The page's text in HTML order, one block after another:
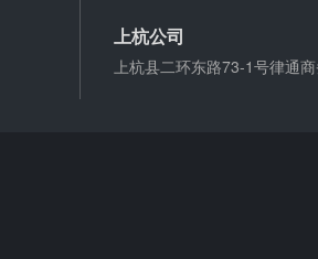
上杭公司
上杭县二环东路73-1号律通